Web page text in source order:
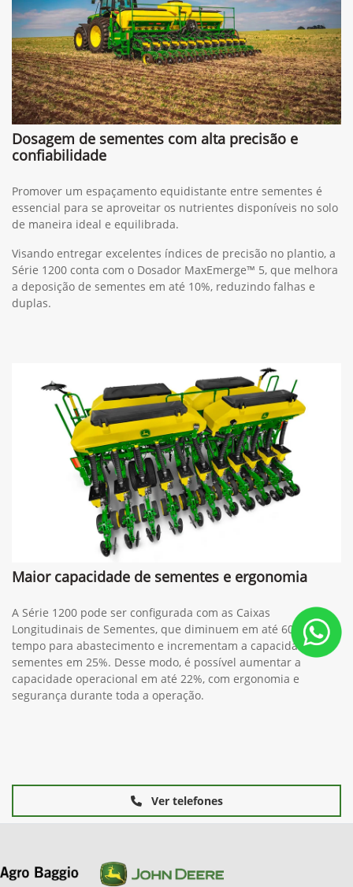
Dosagem de sementes com alta precisão e
confiabilidade
Promover um espaçamento equidistante entre sementes é
essencial para se aproveitar os nutrientes disponíveis no solo
de maneira ideal e equilibrada.
Visando entregar excelentes índices de precisão no plantio, a
Série 1200 conta com o Dosador MaxEmerge™ 5, que melhora
a deposição de sementes em até 10%, reduzindo falhas e
duplas.
Maior capacidade de sementes e ergonomia
A Série 1200 pode ser configurada com as Caixas
Longitudinais de Sementes, que diminuem em até 60% o
tempo para abastecimento e incrementam a capacidade de
sementes em 25%. Desse modo, é possível aumentar a
capacidade operacional em até 22%, com ergonomia e
segurança durante toda a operação.
Ver telefones